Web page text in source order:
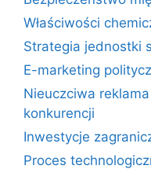
Właściwości
Strategia jednostki
E-marketing
Nieuczciwa
konkurencji
Inwestycje
Proces